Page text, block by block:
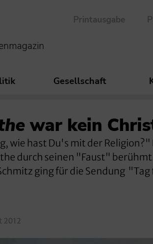
Printausgabe
Gesellschaft
war kein
wie hast Du's mit der
durch seinen "Faust"
ging für die Sendung
2012